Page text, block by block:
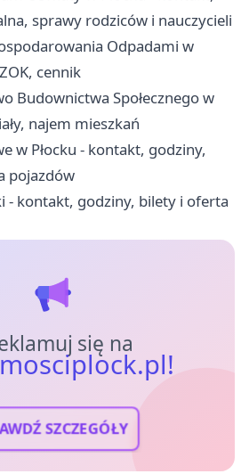
sprawy rodziców i nauczycieli
Odpadami w
cennik
Budownictwa Społecznego w
najem mieszkań
w Płocku - kontakt, godziny,
pojazdów
- kontakt, godziny, bilety i oferta
się na
SZCZEGÓŁY